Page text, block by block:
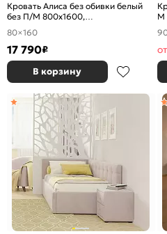
Кровать Алиса без обивки белый
без П/М 800x1600,
ортопедическое основание,
изголовье жесткое
80×160
17 790₽
В корзину
М
от